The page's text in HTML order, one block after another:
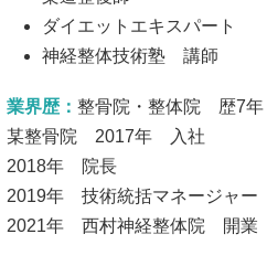
ダイエットエキスパート
神経整体技術塾 講師
業界歴： 整骨院・整体院 歴7年
某整骨院 2017年 入社
2018年 院長
2019年 技術統括マネージャー
2021年 西村神経整体院 開業